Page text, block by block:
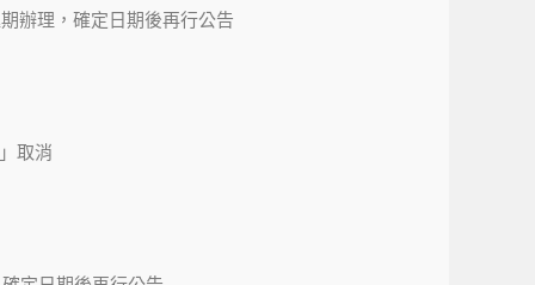
辦理，確定日期後再行公告
取消